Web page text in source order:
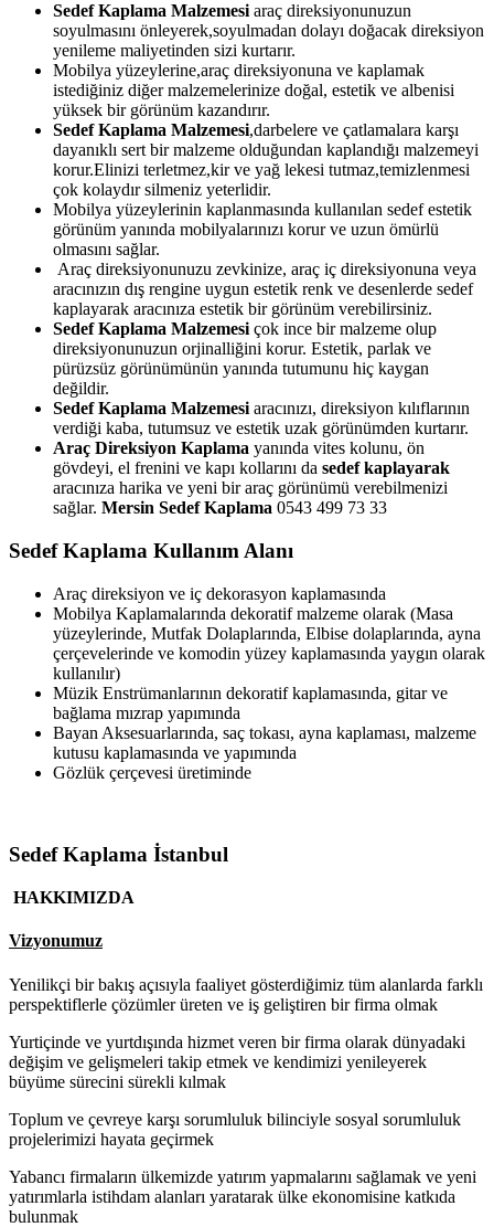
Sedef Kaplama Malzemesi araç direksiyonunuzun
soyulmasını önleyerek,soyulmadan dolayı doğacak direksiyon
yenileme maliyetinden sizi kurtarır.
Mobilya yüzeylerine,araç direksiyonuna ve kaplamak
istediğiniz diğer malzemelerinize doğal, estetik ve albenisi
yüksek bir görünüm kazandırır.
Sedef Kaplama Malzemesi,darbelere ve çatlamalara karşı
dayanıklı sert bir malzeme olduğundan kaplandığı malzemeyi
korur.Elinizi terletmez,kir ve yağ lekesi tutmaz,temizlenmesi
çok kolaydır silmeniz yeterlidir.
Mobilya yüzeylerinin kaplanmasında kullanılan sedef estetik
görünüm yanında mobilyalarınızı korur ve uzun ömürlü
olmasını sağlar.
Araç direksiyonunuzu zevkinize, araç iç direksiyonuna veya
aracınızın dış rengine uygun estetik renk ve desenlerde sedef
kaplayarak aracınıza estetik bir görünüm verebilirsiniz.
Sedef Kaplama Malzemesi çok ince bir malzeme olup
direksiyonunuzun orjinalliğini korur. Estetik, parlak ve
pürüzsüz görünümünün yanında tutumunu hiç kaygan
değildir.
Sedef Kaplama Malzemesi aracınızı, direksiyon kılıflarının
verdiği kaba, tutumsuz ve estetik uzak görünümden kurtarır.
Araç Direksiyon Kaplama yanında vites kolunu, ön
gövdeyi, el frenini ve kapı kollarını da sedef kaplayarak
aracınıza harika ve yeni bir araç görünümü verebilmenizi
sağlar. Mersin Sedef Kaplama 0543 499 73 33
Sedef Kaplama Kullanım Alanı
Araç direksiyon ve iç dekorasyon kaplamasında
Mobilya Kaplamalarında dekoratif malzeme olarak (Masa
yüzeylerinde, Mutfak Dolaplarında, Elbise dolaplarında, ayna
çerçevelerinde ve komodin yüzey kaplamasında yaygın olarak
kullanılır)
Müzik Enstrümanlarının dekoratif kaplamasında, gitar ve
bağlama mızrap yapımında
Bayan Aksesuarlarında, saç tokası, ayna kaplaması, malzeme
kutusu kaplamasında ve yapımında
Gözlük çerçevesi üretiminde
Sedef Kaplama İstanbul
HAKKIMIZDA
Vizyonumuz
Yenilikçi bir bakış açısıyla faaliyet gösterdiğimiz tüm alanlarda farklı
perspektiflerle çözümler üreten ve iş geliştiren bir firma olmak
Yurtiçinde ve yurtdışında hizmet veren bir firma olarak dünyadaki
değişim ve gelişmeleri takip etmek ve kendimizi yenileyerek
büyüme sürecini sürekli kılmak
Toplum ve çevreye karşı sorumluluk bilinciyle sosyal sorumluluk
projelerimizi hayata geçirmek
Yabancı firmaların ülkemizde yatırım yapmalarını sağlamak ve yeni
yatırımlarla istihdam alanları yaratarak ülke ekonomisine katkıda
bulunmak